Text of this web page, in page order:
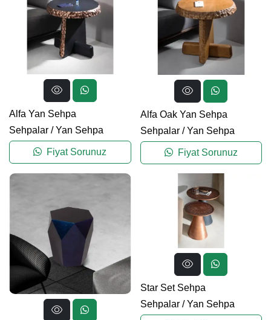
Alfa Yan Sehpa
Sehpalar /Yan Sehpa
Fiyat Sorunuz
Alfa Oak Yan Sehpa
Sehpalar/Yan Sehpa
Fiyat Sorunuz
Star Set Sehpa
Sehpalar/Yan Sehpa